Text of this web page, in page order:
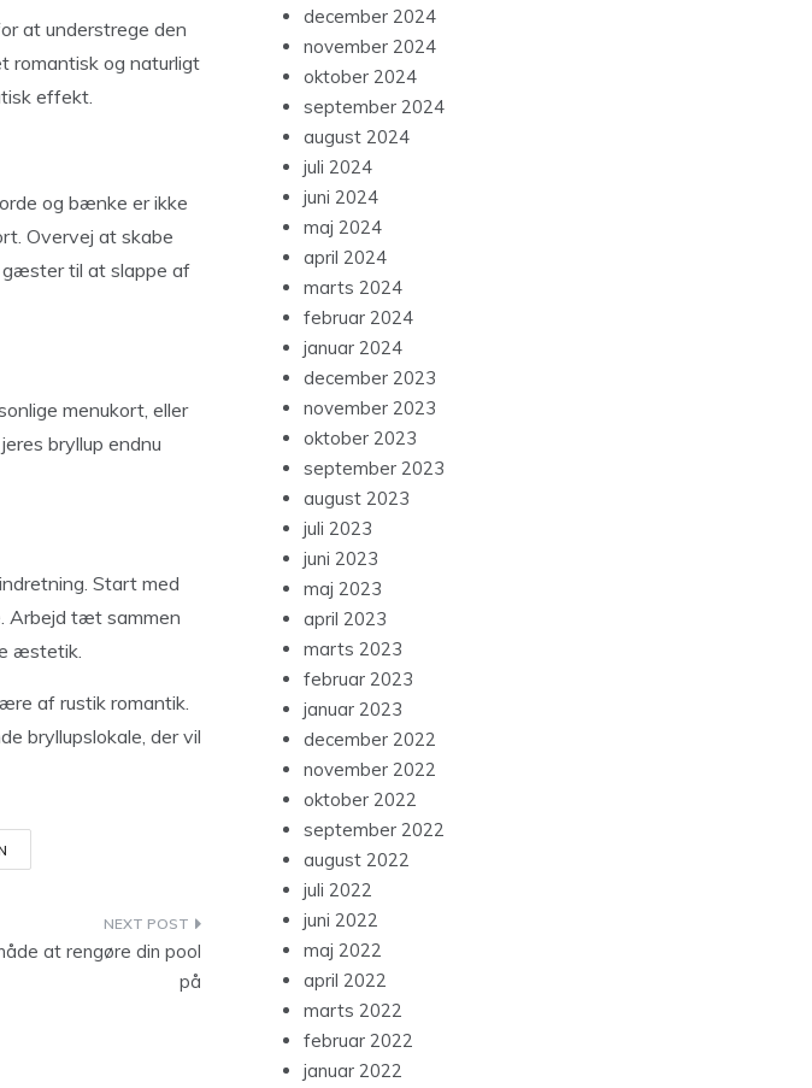
at understrege den
romantisk og naturligt
effekt.
og bænke er ikke
Overvej at skabe
gæster til at slappe af
menukort, eller
bryllup endnu
Start med
Arbejd tæt sammen
æstetik.
af rustik romantik.
bryllupslokale, der vil
at rengøre din pool
på
december 2024
november 2024
oktober 2024
september 2024
august 2024
juli 2024
juni 2024
maj 2024
april 2024
marts 2024
februar 2024
januar 2024
december 2023
november 2023
oktober 2023
september 2023
august 2023
juli 2023
juni 2023
maj 2023
april 2023
marts 2023
februar 2023
januar 2023
december 2022
november 2022
oktober 2022
september 2022
august 2022
juli 2022
juni 2022
maj 2022
april 2022
marts 2022
februar 2022
januar 2022